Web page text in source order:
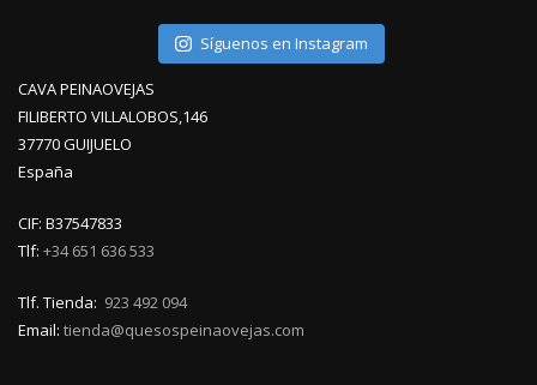
Síguenos en Instagram
CAVA PEINAOVEJAS
FILIBERTO VILLALOBOS,146
37770 GUIJUELO
España
CIF: B37547833
Tlf: +34 651 636 533
Tlf. Tienda: 923 492 094
Email: tienda@quesospeinaovejas.com